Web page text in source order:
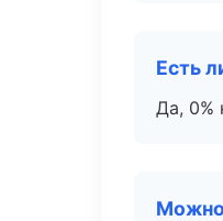
Есть
Да, 0%
Можно